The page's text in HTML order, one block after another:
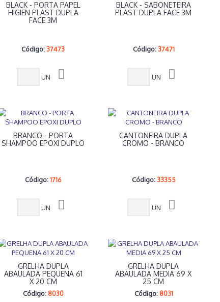
BLACK - PORTA PAPEL
HIGIEN PLAST DUPLA
FACE 3M
Código: 37473
UN
BLACK - SABONETEIRA
PLAST DUPLA FACE 3M
Código: 37471
UN
BRANCO - PORTA
SHAMPOO EPOXI DUPLO
Código:1716
UN
CANTONEIRA DUPLA
CROMO - BRANCO
Código: 33355
UN
GRELHA DUPLA
ABAULADA PEQUENA 61
X 20 CM
Código: 8030
GRELHA DUPLA
ABAULADA MEDIA 69 X
25 CM
Código: 8031